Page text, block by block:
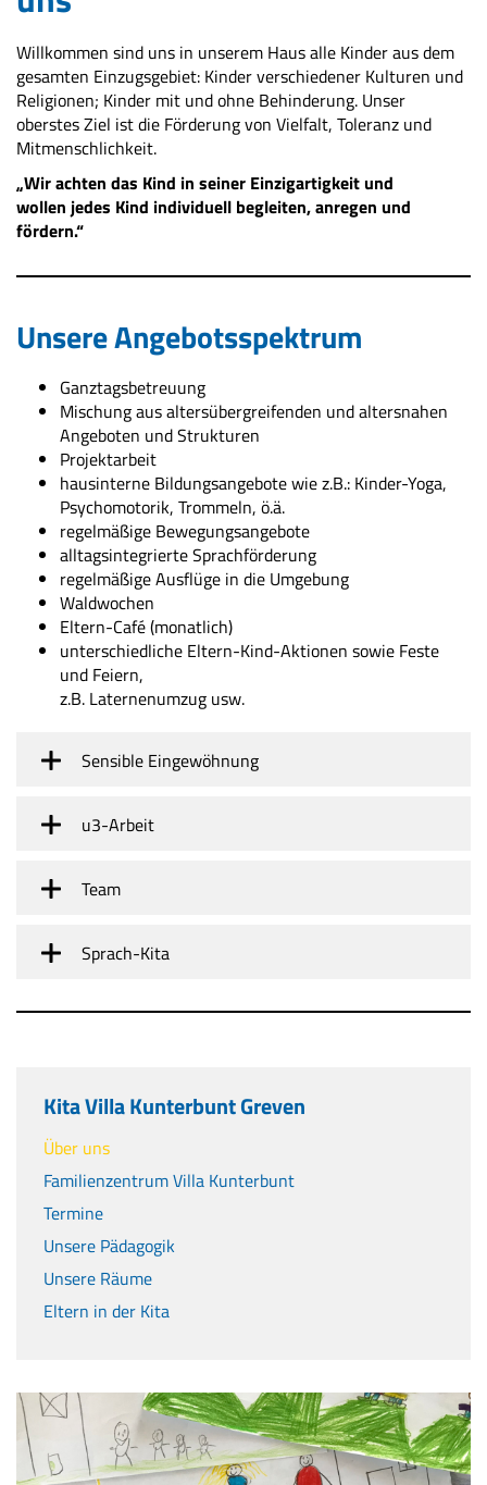
Willkommen sind uns in unserem Haus alle Kinder aus dem
gesamten Einzugsgebiet: Kinder verschiedener Kulturen und
Religionen; Kinder mit und ohne Behinderung. Unser
oberstes Ziel ist die Förderung von Vielfalt, Toleranz und
Mitmenschlichkeit.
„Wir achten das Kind in seiner Einzigartigkeit und
wollen jedes Kind individuell begleiten, anregen und
fördern.“
Unsere Angebotsspektrum
Ganztagsbetreuung
Mischung aus altersübergreifenden und altersnahen
Angeboten und Strukturen
Projektarbeit
hausinterne Bildungsangebote wie z.B.: Kinder-Yoga,
Psychomotorik, Trommeln, ö.ä.
regelmäßige Bewegungsangebote
alltagsintegrierte Sprachförderung
regelmäßige Ausflüge in die Umgebung
Waldwochen
Eltern-Café (monatlich)
unterschiedliche Eltern-Kind-Aktionen sowie Feste
und Feiern,
z.B. Laternenumzug usw.
Sensible Eingewöhnung
u3-Arbeit
Team
Sprach-Kita
Kita Villa Kunterbunt Greven
Über uns
Familienzentrum Villa Kunterbunt
Termine
Unsere Pädagogik
Unsere Räume
Eltern in der Kita